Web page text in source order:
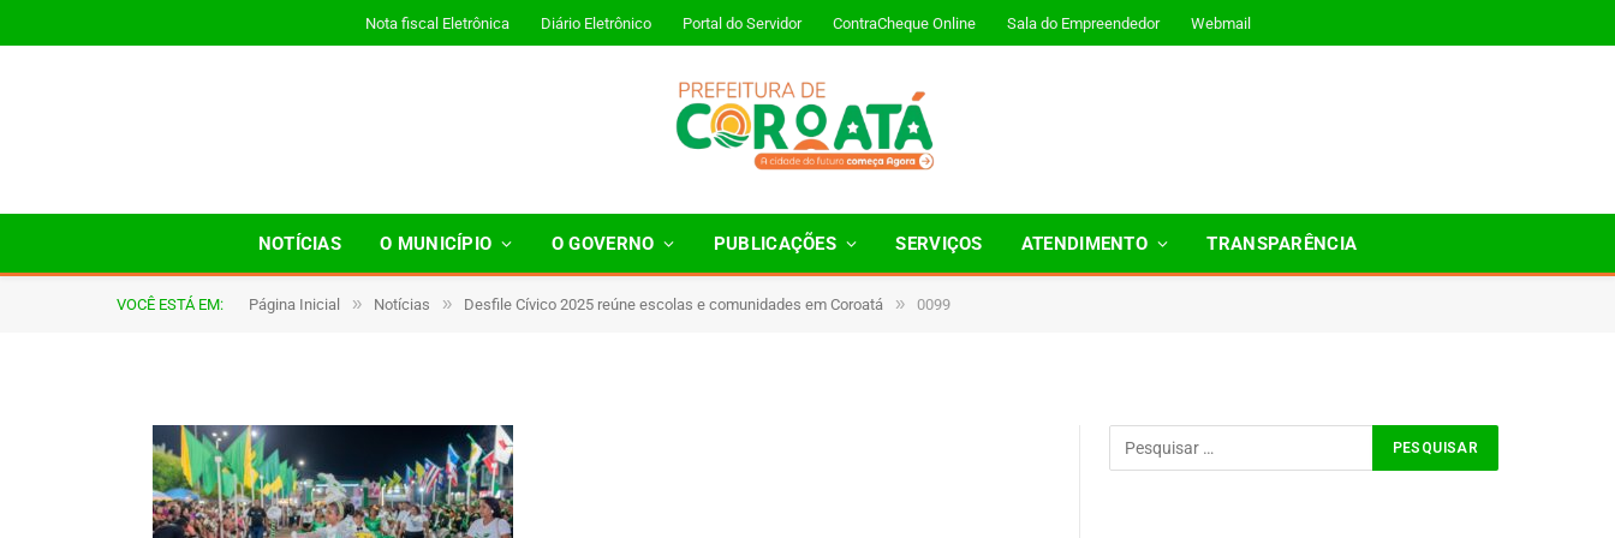
Nota fiscal Eletrônica Diário Eletrônico Portal do Servidor ContraCheque Online Sala do Empreendedor Webmail
NOTÍCIAS O MUNICÍPIO O GOVERNO PUBLICAÇÕES SERVIÇOS ATENDIMENTO TRANSPARÊNCIA
VOCÊ ESTÁ EM: Página Inicial » Notícias » Desfile Cívico 2025 reúne escolas e comunidades em Coroatá » 0099